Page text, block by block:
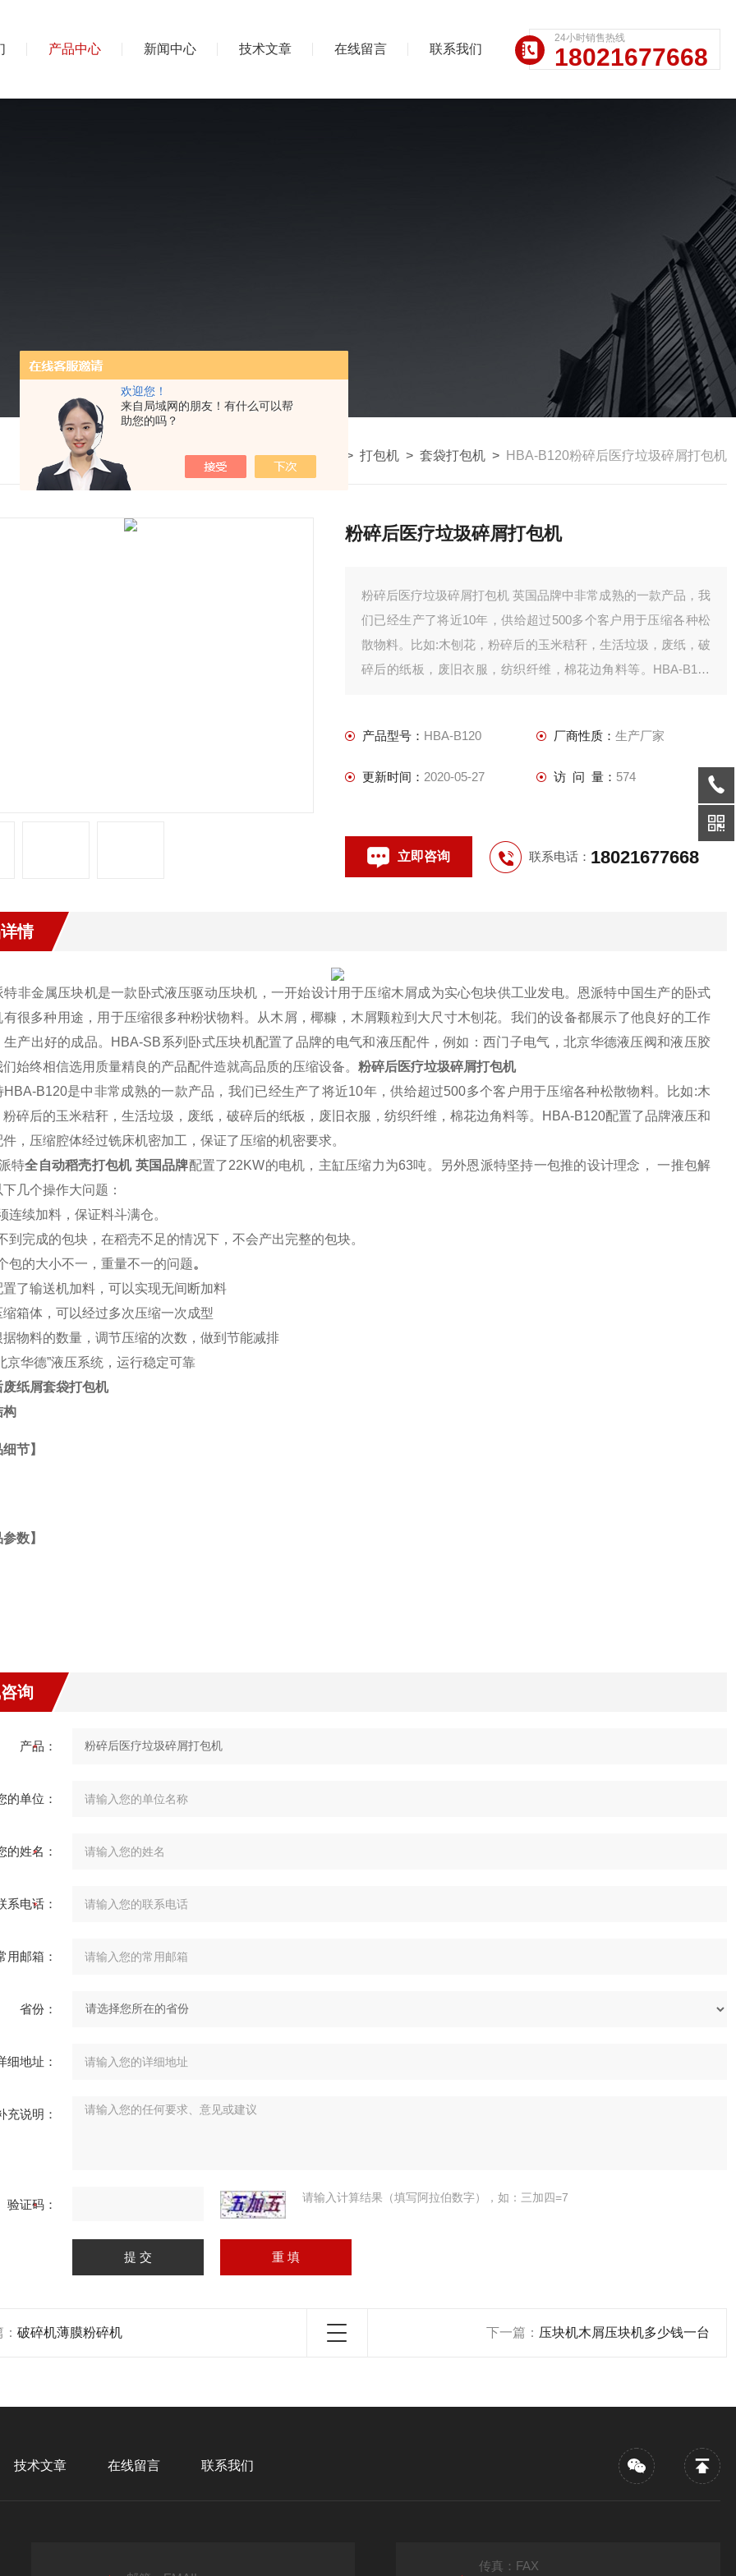
欢迎您！
来自局域网的朋友！有什么可以帮
助您的吗？
产品中心 新闻中心 技术文章 在线留言 联系我们
24小时销售热线
18021677668
我的位置：首页>产品中心 > 打包机 > 套袋打包机 > HBA-B120粉碎后医疗垃圾碎屑打包机
粉碎后医疗垃圾碎屑打包机
粉碎后医疗垃圾碎屑打包机 英国品牌中非常成熟的一款产品，我
们已经生产了将近10年，供给超过500多个客户用于压缩各种松
散物料。比如:木刨花，粉碎后的玉米秸秆，生活垃圾，废纸，破
碎后的纸板，废旧衣服，纺织纤维，棉花边角料等。HBA-B120
产品型号： HBA-B120 厂商性质： 生产厂家
更新时间： 2020-05-27 访 问 量： 574
立即咨询 联系电话： 18021677668
情
特非金属压块机是一款卧式液压驱动压块机，一开始设计用于压缩木屑成为实心包块供工业发电。恩派特中国生产的卧式
有很多种用途，用于压缩很多种粉状物料。从木屑，椰糠，木屑颗粒到大尺寸木刨花。我们的设备都展示了他良好的工作
生产出好的成品。HBA-SB系列卧式压块机配置了品牌的电气和液压配件，例如：西门子电气，北京华德液压阀和液压胶
始终相信选用质量精良的产品配件造就高品质的压缩设备。 粉碎后医疗垃圾碎屑打包机
HBA-B120是中非常成熟的一款产品，我们已经生产了将近10年，供给超过500多个客户用于压缩各种松散物料。比如:木
粉碎后的玉米秸秆，生活垃圾，废纸，破碎后的纸板，废旧衣服，纺织纤维，棉花边角料等。HBA-B120配置了品牌液压和
，压缩腔体经过铣床机密加工，保证了压缩的机密要求。
特全自动稻壳打包机 英国品牌配置了22KW的电机，主缸压缩力为63吨。另外恩派特坚持一包推的设计理念， 一推包解
几个操作大问题：
连续加料，保证料斗满仓。
到完成的包块，在稻壳不足的情况下，不会产出完整的包块。
包的大小不一，重量不一的问题。
置了输送机加料，可以实现无间断加料
缩箱体，可以经过多次压缩一次成型
据物料的数量，调节压缩的次数，做到节能减排
京华德”液压系统，运行稳定可靠
废纸屑套袋打包机
构
节】
数】
询
产品：
的单位：
的姓名：
系电话：
用邮箱：
省份：
细地址：
充说明：
验证码： 请输入计算结果（填写阿拉伯数字），如：三加四=7
破碎机薄膜粉碎机 下一篇： 压块机木屑压块机多少钱一台
技术文章 在线留言 联系我们
传真：FAX